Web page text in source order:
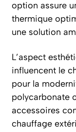
option assure
thermique
une solution
L’aspect
influencent le
pour la
polycarbonate
accessoires
chauffage